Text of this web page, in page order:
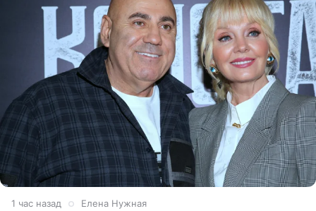
1 час назад Елена Нужная